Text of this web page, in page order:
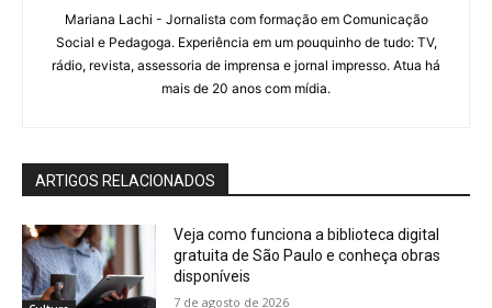
Mariana Lachi - Jornalista com formação em Comunicação
Social e Pedagoga. Experiência em um pouquinho de tudo: TV,
rádio, revista, assessoria de imprensa e jornal impresso. Atua há
mais de 20 anos com mídia.
ARTIGOS RELACIONADOS
Veja como funciona a biblioteca digital
gratuita de São Paulo e conheça obras
disponíveis
7 de agosto de 2026